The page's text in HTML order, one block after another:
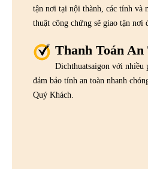
tận nơi tại nội thành, các tỉnh và
thuật công chứng sẽ giao tận nơi
Thanh Toán An
Dichthuatsaigon với nhiều
đảm bảo tính an toàn nhanh
Quý Khách.